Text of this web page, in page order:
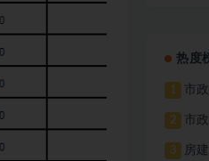
热度
1 市
2 市
3 房